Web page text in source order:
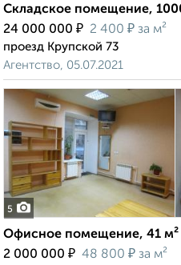
Складское помещение,
24 000 000 ₽ 2 400 ₽ за м²
проезд Крупской 73
Агентство, 05.07.2021
5
Офисное помещение, 41 м²
2 000 000 ₽ 48 800 ₽ за м²